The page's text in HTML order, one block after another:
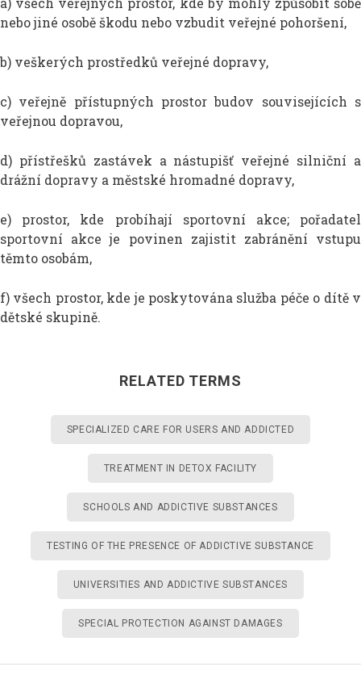
nebo jiné osobě škodu nebo vzbudit veřejné pohoršení,
b) veškerých prostředků veřejné dopravy,
c) veřejně přístupných prostor budov souvisejících s
veřejnou dopravou,
d) přístřešků zastávek a nástupišť veřejné silniční a
drážní dopravy a městské hromadné dopravy,
e) prostor, kde probíhají sportovní akce; pořadatel
sportovní akce je povinen zajistit zabránění vstupu
těmto osobám,
f) všech prostor, kde je poskytována služba péče o dítě v
dětské skupině.
RELATED TERMS
SPECIALIZED CARE FOR USERS AND ADDICTED
TREATMENT IN DETOX FACILITY
SCHOOLS AND ADDICTIVE SUBSTANCES
TESTING OF THE PRESENCE OF ADDICTIVE SUBSTANCE
UNIVERSITIES AND ADDICTIVE SUBSTANCES
SPECIAL PROTECTION AGAINST DAMAGES